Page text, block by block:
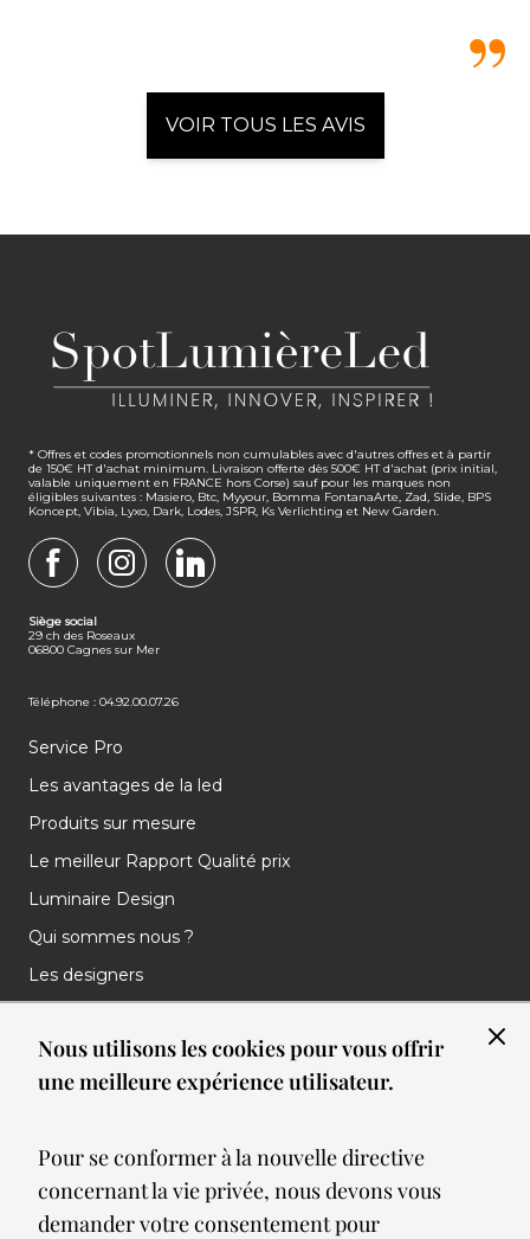
Nous utilisons les cookies pour vous offrir
une meilleure expérience utilisateur.
Pour se conformer à la nouvelle directive
concernant la vie privée, nous devons vous
demander votre consentement pour
VOIR TOUS LES AVIS
* Offres et codes promotionnels non cumulables avec d'autres offres et à partir
de 150€ HT d'achat minimum. Livraison offerte dès 500€ HT d'achat (prix initial,
valable uniquement en FRANCE hors Corse) sauf pour les marques non
éligibles suivantes : Masiero, Btc, Myyour, Bomma FontanaArte, Zad, Slide, BPS
Koncept, Vibia, Lyxo, Dark, Lodes, JSPR, Ks Verlichting et New Garden.
Siège social
29 ch des Roseaux
06800 Cagnes sur Mer
Téléphone : 04.92.00.07.26
Service Pro
Les avantages de la led
Produits sur mesure
Le meilleur Rapport Qualité prix
Luminaire Design
Qui sommes nous ?
Les designers
Nos réalisations
Nos Clients
Meilleures ventes
Blog